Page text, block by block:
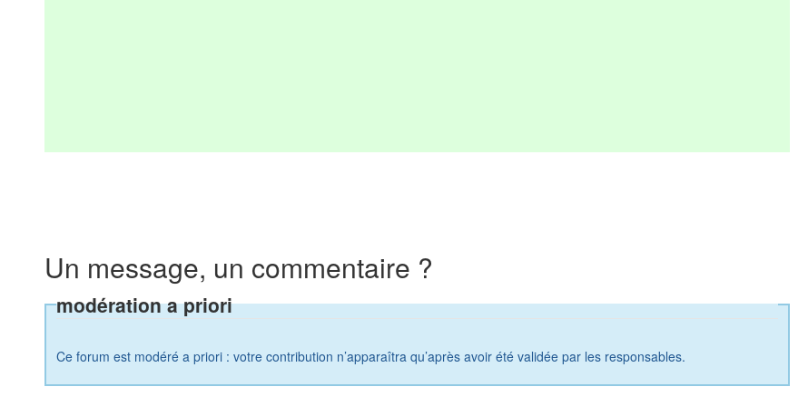
Un message, un commentaire ?
modération a priori
Ce forum est modéré a priori : votre contribution n’apparaîtra qu’après avoir été validée par les responsables.